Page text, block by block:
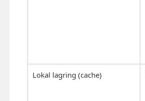
Lokal lagring (cache)